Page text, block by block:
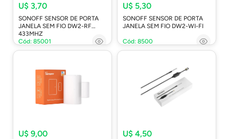
U$ 3,70
SONOFF SENSOR DE PORTA
JANELA SEM FIO DW2-RF
433MHZ
Cód: 85001
U$ 5,30
SONOFF SENSOR DE PORTA
JANELA SEM FIO DW2-WI-FI
Cód: 8500
U$ 9,00 U$ 4,50